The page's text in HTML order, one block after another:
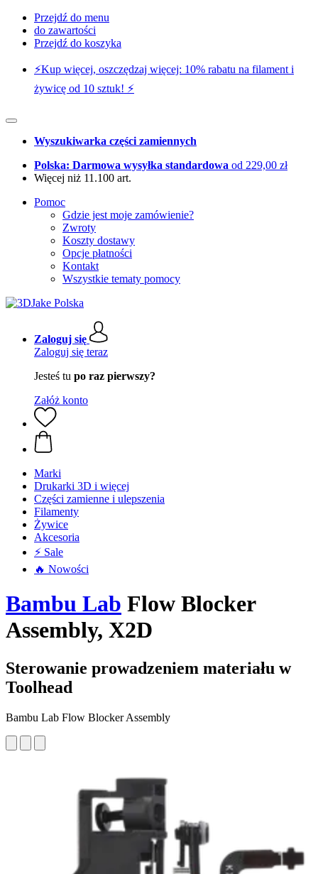
Przejdź do menu
do zawartości
Przejdź do koszyka
⚡️Kup więcej, oszczędzaj więcej: 10% rabatu na filament i
żywicę od 10 sztuk! ⚡️
Wyszukiwarka części zamiennych
Polska: Darmowa wysyłka standardowa od 229,00 zł
Więcej niż 11.100 art.
Pomoc
Gdzie jest moje zamówienie?
Zwroty
Koszty dostawy
Opcje płatności
Kontakt
Wszystkie tematy pomocy
Zaloguj się
Zaloguj się teraz
Jesteś tu po raz pierwszy?
Załóż konto
Marki
Drukarki 3D i więcej
Części zamienne i ulepszenia
Filamenty
Żywice
Akcesoria
⚡ Sale
🔥 Nowości
Bambu Lab Flow Blocker
Assembly, X2D
Sterowanie prowadzeniem materiału w
Toolhead
Bambu Lab Flow Blocker Assembly